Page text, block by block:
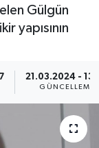
Gülgün
yapısının
21.03.2024 -
GÜNCELLEME